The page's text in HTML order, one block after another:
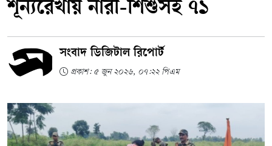
শূন্যরেখায় নারী-শিশুসহ ৭১
সংবাদ ডিজিটাল রিপোর্ট
প্রকাশ: ৫ জুন ২০২৬, ০৭:২২ পিএম